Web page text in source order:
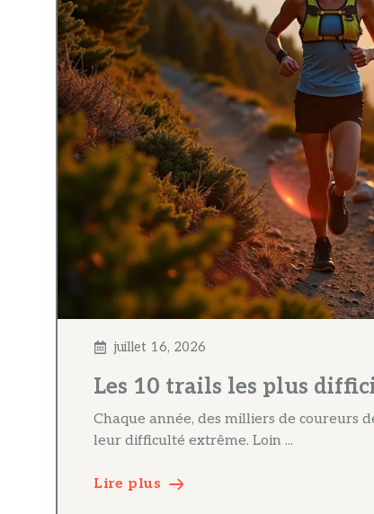
juillet 16, 2026
Les 10 trails les plus
Chaque année, des milliers de coureurs
leur difficulté extrême. Loin ...
Lire plus